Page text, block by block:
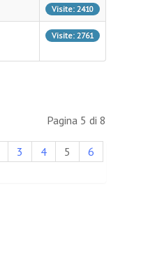
Visite: 2410
Visite: 2761
Pagina 5 di 8
3 4 5
6